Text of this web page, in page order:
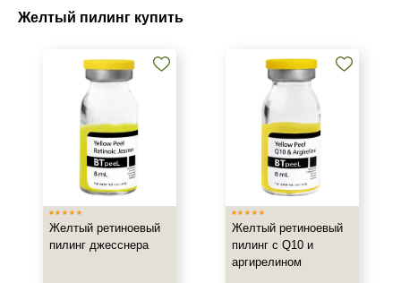
Желтый пилинг купить
La Beaute Medicale
Показать еще
Тип товара
Желтый ретиноевый
пилинг джесснера
Желтый ретиноевый
пилинг c Q10 и
аргирелином